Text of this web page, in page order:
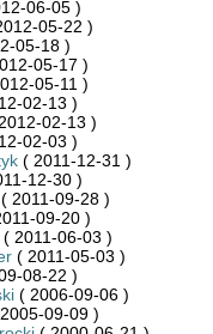
06-05 )
05-22 )
05-18 )
05-17 )
05-11 )
02-13 )
02-13 )
02-03 )
( 2011-12-31 )
12-30 )
( 2011-09-28 )
09-20 )
( 2011-06-03 )
( 2011-05-03 )
08-22 )
( 2006-09-06 )
09-09 )